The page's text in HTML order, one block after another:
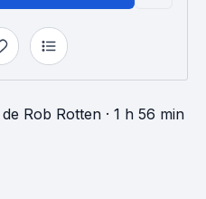
de Rob Rotten · 1 h 56 min